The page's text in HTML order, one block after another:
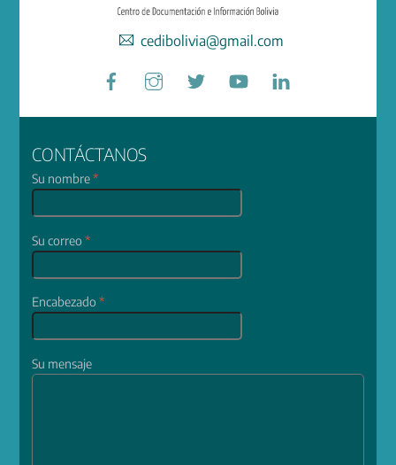
cedibolivia@gmail.com
Facebook YouTube
CONTÁCTANOS
Su nombre*
Su correo*
Encabezado*
Su mensaje